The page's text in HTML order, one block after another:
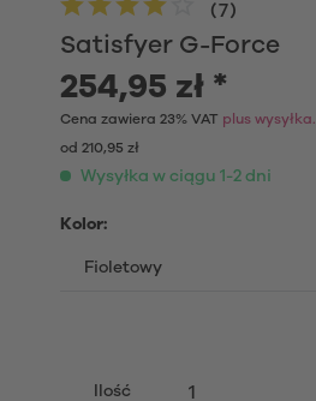
Satisfyer G-Force
(7)
254,95 zł *
Cena zawiera 23% VAT plus wysyłka.
od 210,95 zł
Wysyłka w ciągu 1-2 dni
Kolor:
Ilość